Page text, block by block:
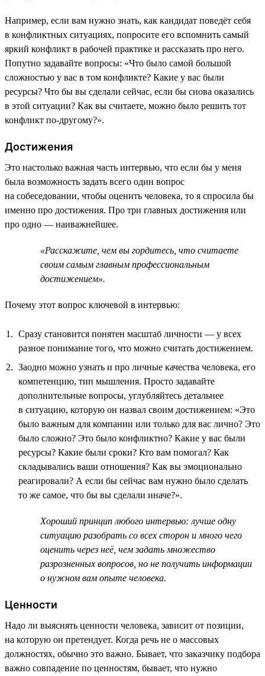
Например, если вам нужно знать, как кандидат поведёт себя
в конфликтных ситуациях, попросите его вспомнить самый
яркий конфликт в рабочей практике и рассказать про него.
Попутно задавайте вопросы: «Что было самой большой
сложностью у вас в том конфликте? Какие у вас были
ресурсы? Что бы вы сделали сейчас, если бы снова оказались
в этой ситуации? Как вы считаете, можно было решить тот
конфликт по-другому?».
Достижения
Это настолько важная часть интервью, что если бы у меня
была возможность задать всего один вопрос
на собеседовании, чтобы оценить человека, то я спросила бы
именно про достижения. Про три главных достижения или
про одно — наиважнейшее.
«Расскажите, чем вы гордитесь, что считаете
своим самым главным профессиональным
достижением».
Почему этот вопрос ключевой в интервью:
Сразу становится понятен масштаб личности — у всех
разное понимание того, что можно считать достижением.
Заодно можно узнать и про личные качества человека, его
компетенцию, тип мышления. Просто задавайте
дополнительные вопросы, углубляйтесь детальнее
в ситуацию, которую он назвал своим достижением: «Это
было важным для компании или только для вас лично? Это
было сложно? Это было конфликтно? Какие у вас были
ресурсы? Какие были сроки? Кто вам помогал? Как
складывались ваши отношения? Как вы эмоционально
реагировали? А если бы сейчас вам нужно было сделать
то же самое, что бы вы сделали иначе?».
Хороший принцип любого интервью: лучше одну
ситуацию разобрать со всех сторон и много чего
оценить через неё, чем задать множество
разрозненных вопросов, но не получить информации
о нужном вам опыте человека.
Ценности
Надо ли выяснять ценности человека, зависит от позиции,
на которую он претендует. Когда речь не о массовых
должностях, обычно это важно. Бывает, что заказчику подбора
важно совпадение по ценностям, бывает, что нужно